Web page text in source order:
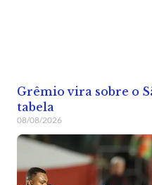
Grêmio vira sobre o
tabela
08/08/2026